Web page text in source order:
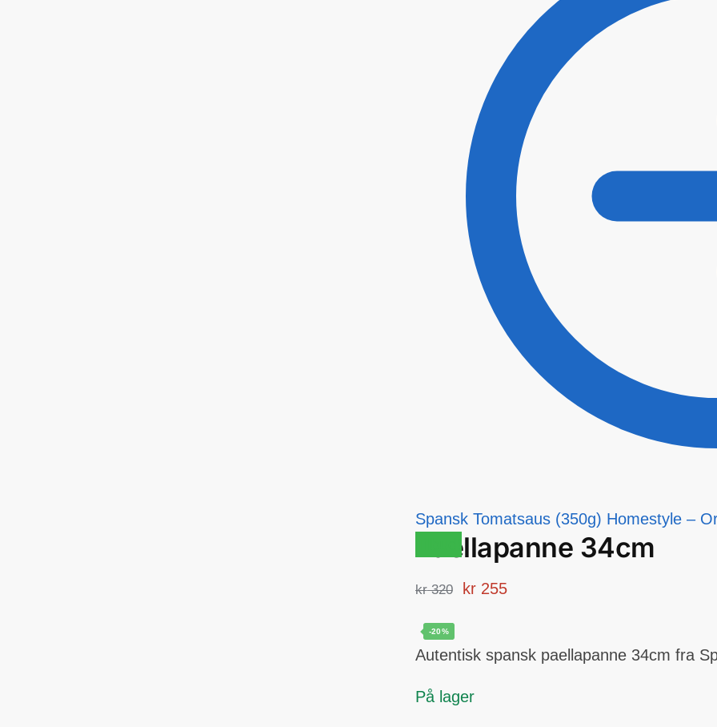
Spansk Tomatsaus (350g) Homestyle –
Paellapanne 34cm
kr320
Opprinnelig
kr 320.
kr255
kr 255.
-20%
Autentisk spansk paellapanne 34cm fra
På lager